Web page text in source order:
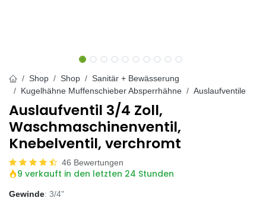
Shop Shop
Sanitär + Bewässerung
Kugelhähne Muffenschieber Absperrhähne
Auslaufventile
Auslaufventil 3/4 Zoll,
Waschmaschinenventil,
Knebelventil, verchromt
46 Bewertungen
9 verkauft in den letzten 24 Stunden
Gewinde: 3/4"